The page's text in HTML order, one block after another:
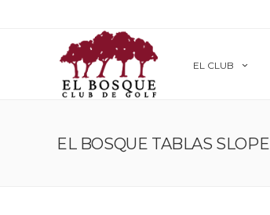
EL CLUB
EL BOSQUE TABLAS SLOPE